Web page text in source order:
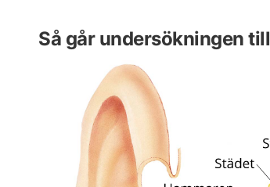
Så går undersökningen till